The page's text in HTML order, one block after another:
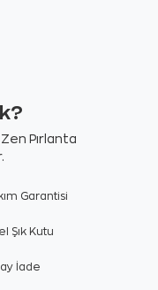
Pırlanta
Garantisi
Şık Kutu
İade